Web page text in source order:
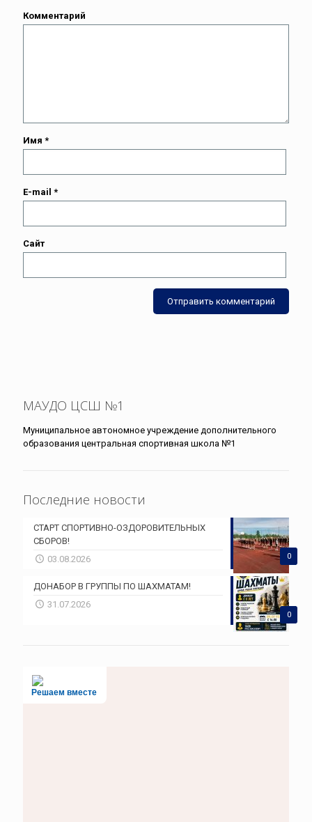
Комментарий
Имя *
E-mail *
Сайт
МАУДО ЦСШ №1
Муниципальное автономное учреждение дополнительного
образования центральная спортивная школа №1
Последние новости
0
СТАРТ СПОРТИВНО-ОЗДОРОВИТЕЛЬНЫХ
СБОРОВ!
03.08.2026
0
ДОНАБОР В ГРУППЫ ПО ШАХМАТАМ!
31.07.2026
Решаем вместе